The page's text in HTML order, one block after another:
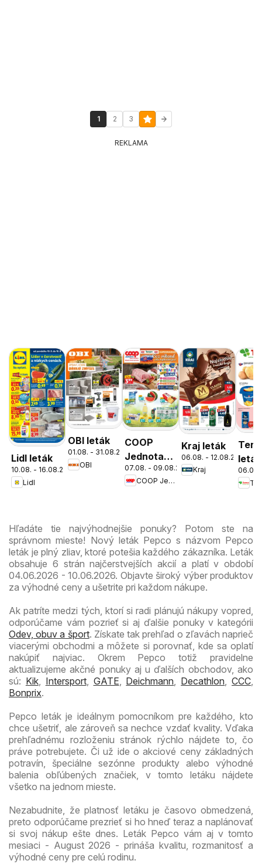
1 2 3
REKLAMA
Lidl leták
10.08. - 16.08.2026
Lidl
OBI leták
01.08. - 31.08.2026
OBI
COOP
Jednota
cez víkend
ešte
07.08. - 09.08.2026
COOP Jednota
Kraj leták
06.08. - 12.08.2026
Kraj
leták
06.08.
Hľadáte tie najvýhodnejšie ponuky? Potom ste na
správnom mieste! Nový leták Pepco s názvom Pepco
leták je plný zliav, ktoré potešia každého zákazníka. Leták
obsahuje 6 strán najčerstvejších akcií a platí v období
04.06.2026 - 10.06.2026. Objavte široký výber produktov
za výhodné ceny a ušetrite pri každom nákupe.
Ak patríte medzi tých, ktorí si radi plánujú nákupy vopred,
odporúčame vám pozrieť si aj ďalšie ponuky v kategórii
Odev, obuv a šport. Získate tak prehľad o zľavách naprieč
viacerými obchodmi a môžete si porovnať, kde sa oplatí
nakúpiť najviac. Okrem Pepco totiž pravidelne
aktualizujeme akčné ponuky aj u ďalších obchodov, ako
sú: Kik, Intersport, GATE, Deichmann, Decathlon,CCC,
Bonprix.
Pepco leták je ideálnym pomocníkom pre každého, kto
chce ušetriť, ale zároveň sa nechce vzdať kvality. Vďaka
prehľadnému rozloženiu stránok rýchlo nájdete to, čo
práve potrebujete. Či už ide o akciové ceny základných
potravín, špeciálne sezónne produkty alebo výhodné
balenia obľúbených značiek, v tomto letáku nájdete
všetko na jednom mieste.
Nezabudnite, že platnosť letáku je časovo obmedzená,
preto odporúčame prezrieť si ho hneď teraz a naplánovať
si svoj nákup ešte dnes. Leták Pepco vám aj v tomto
mesiaci - August 2026 - prináša kvalitu, rozmanitosť a
výhodné ceny pre celú rodinu.